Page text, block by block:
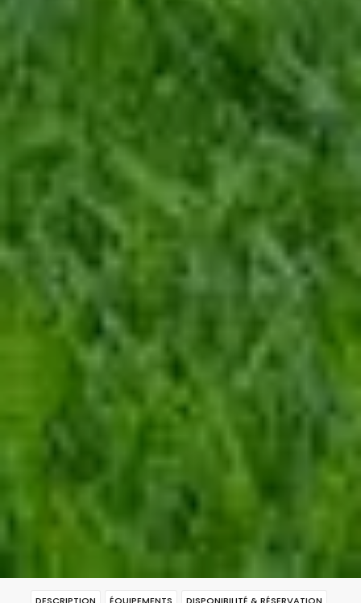
DESCRIPTION ÉQUIPEMENTS DISPONIBILITÉ & RÉSERVATION